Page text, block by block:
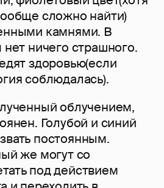
сложно найти)
камнями. В
ничего страшного.
здоровью(если
соблюдалась).
облучением,
Голубой и синий
постоянным.
же могут со
под действием